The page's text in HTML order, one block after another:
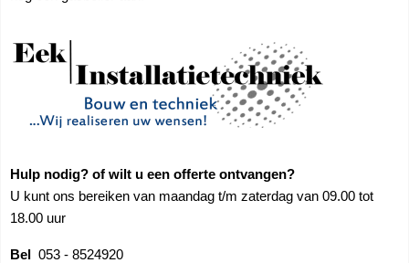
Hulp nodig? of wilt u een offerte ontvangen?
U kunt ons bereiken van maandag t/m zaterdag van 09.00 tot
18.00 uur
Bel 053 - 8524920